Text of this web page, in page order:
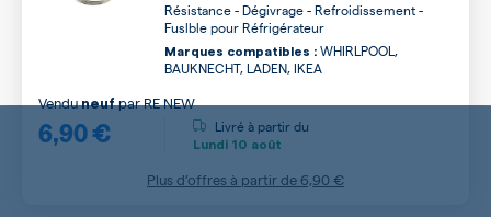
Résistance - Dégivrage - Refroidissement -
Fuslble pour Réfrigérateur
Marques compatibles : WHIRLPOOL,
BAUKNECHT, LADEN, IKEA
6,90 €
VenduneufparRE NEW
Livré à partir du
Lundi 10 août
Plus d’offres à partir de 6,90 €